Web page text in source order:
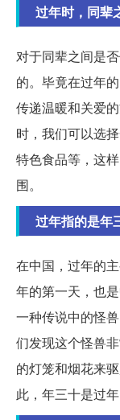
过年时，同辈
对于同辈之间是
的。毕竟在过年
传递温暖和关爱
时，我们可以选
特色食品等，这
围。
过年指的是年
在中国，过年的
年的第一天，也
一种传说中的怪
们发现这个怪兽
的灯笼和烟花来
此，年三十是过